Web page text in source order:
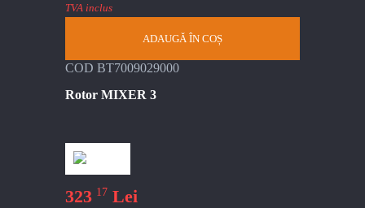
TVA inclus
ADAUGĂ ÎN COȘ
COD BT7009029000
Rotor MIXER 3
323 17 Lei